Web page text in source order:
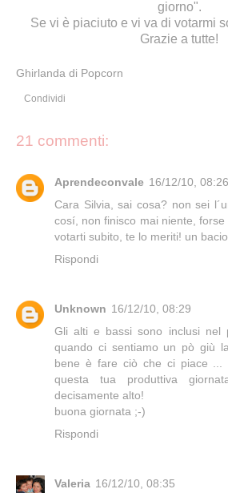
giorno".
Se vi è piaciuto e vi va di votarmi
Grazie a tutte!
Ghirlanda di Popcorn
Condividi
21 commenti:
Aprendeconvale 16/12/10, 08:26
Cara Silvia, sai cosa? non sei
cosí, non finisco mai niente,
votarti subito, te lo meriti! un
Rispondi
Unknown 16/12/10, 08:29
Gli alti e bassi sono inclusi nel
quando ci sentiamo un pò giù
bene è fare ciò che ci piace ...
questa tua produttiva
decisamente alto!
buona giornata ;-)
Rispondi
Valeria 16/12/10, 08:35